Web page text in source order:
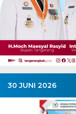
30 JUNI 2026